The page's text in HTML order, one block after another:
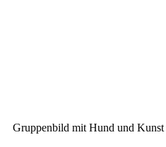
Gruppenbild mit Hund und